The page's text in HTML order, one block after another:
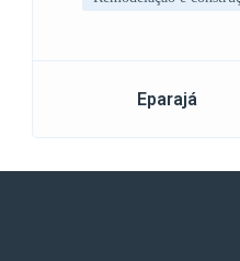
Eparajá